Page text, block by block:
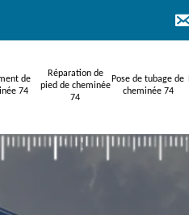
de
74
Réparation de
pied de cheminée
74
Pose de tubage de
cheminée 74